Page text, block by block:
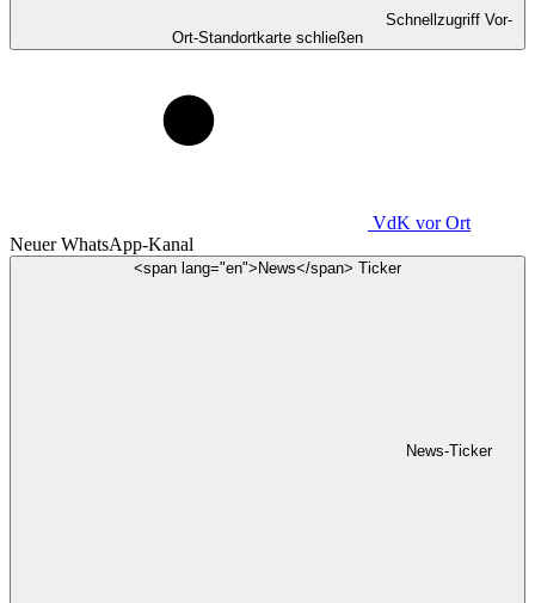
Schnellzugriff Vor-
Ort-Standortkarte schließen
VdK vor Ort
Neuer WhatsApp-Kanal
<span lang="en">News</span> Ticker
News-Ticker